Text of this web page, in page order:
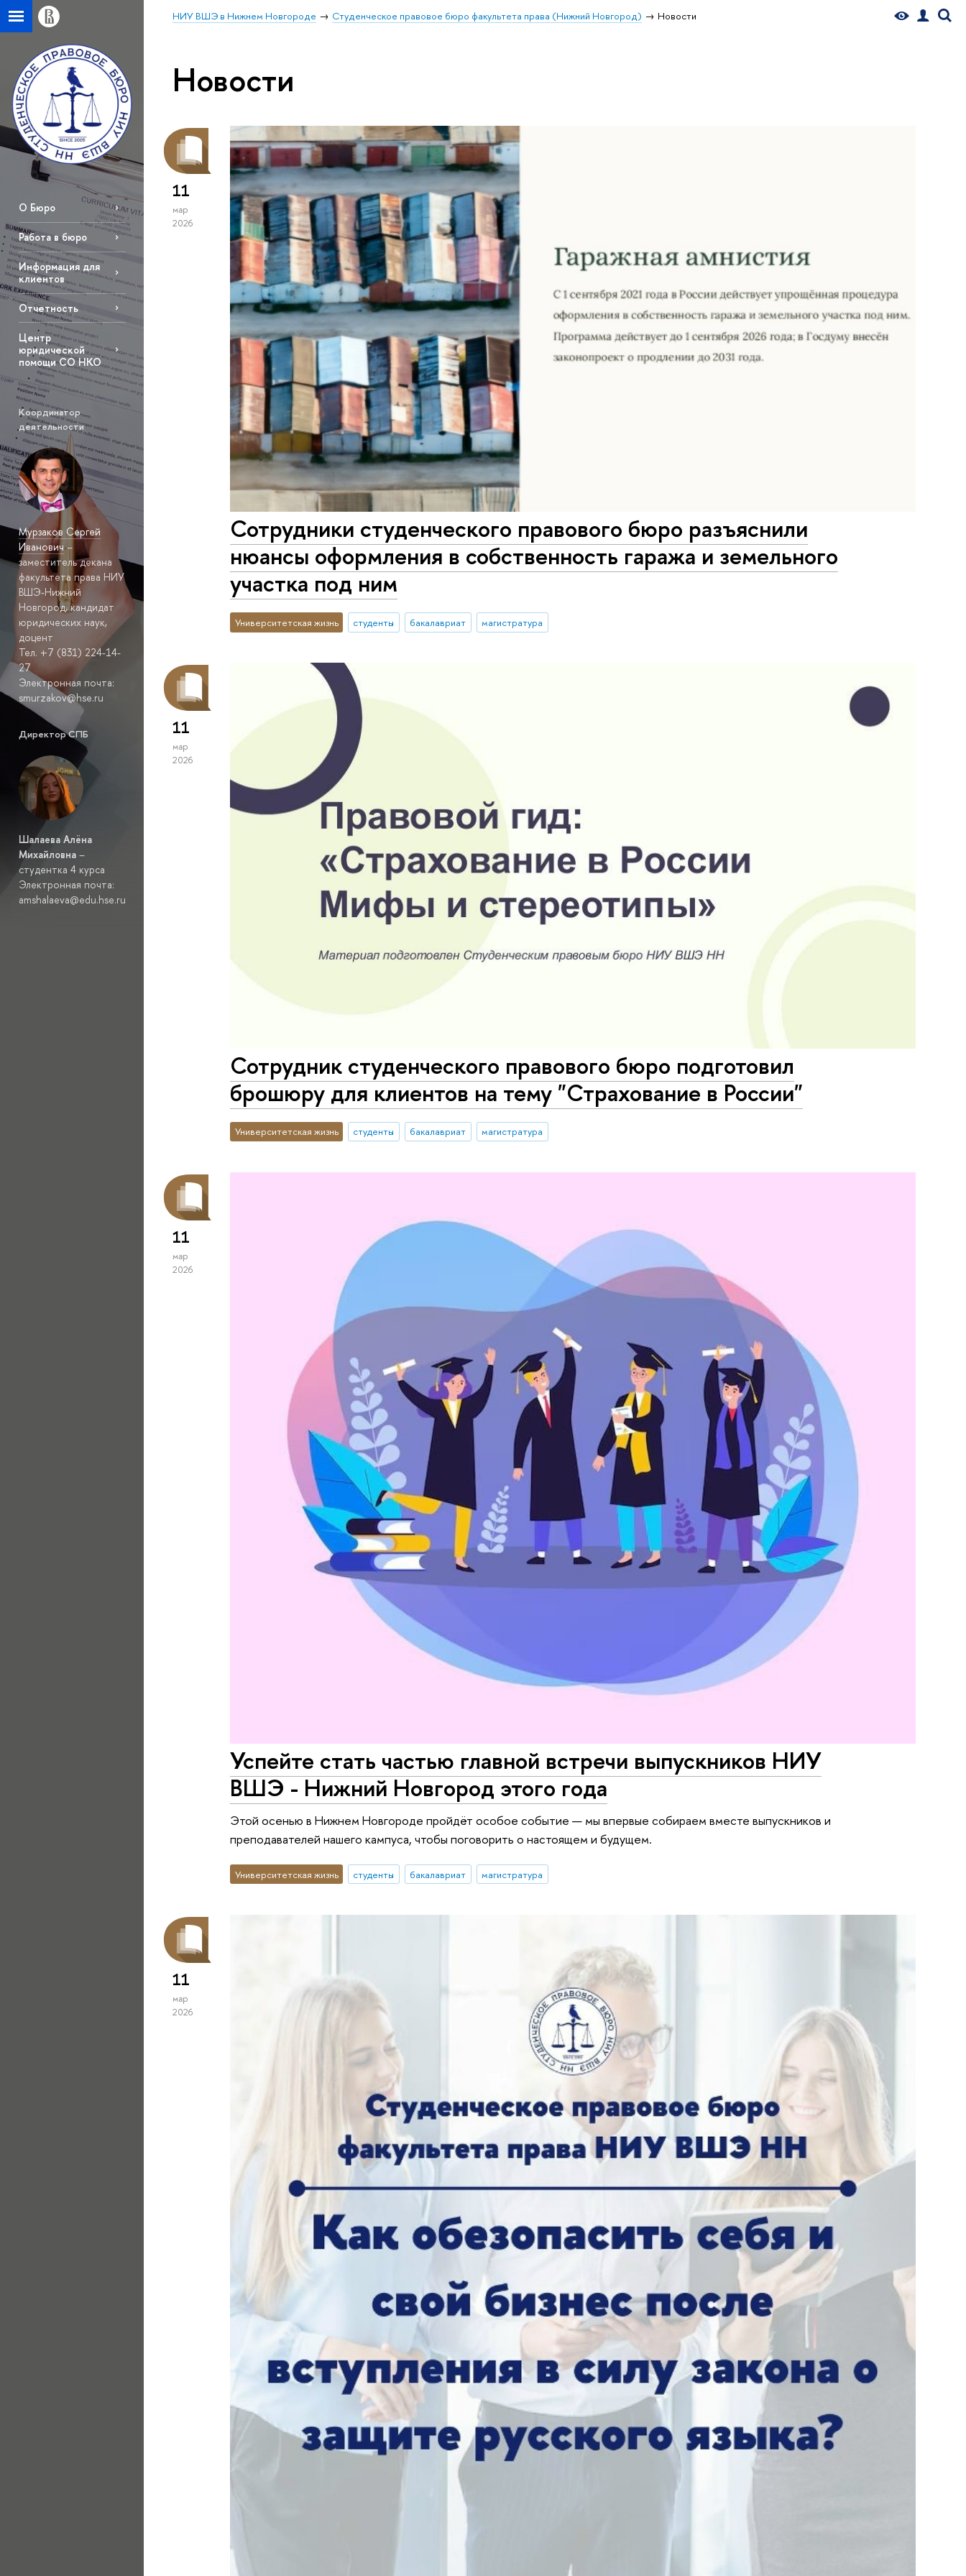
НИУ ВШЭ в Нижнем Новгороде Студенческое правовое бюро факультета права (Нижний Новгород) Новости
О Бюро
Работа в бюро
Информация для
клиентов
Отчетность
Центр
юридической
помощи СО НКО
Координатор
деятельности
Мурзаков Сергей
Иванович–
заместитель декана
факультета права НИУ
ВШЭ-Нижний
Новгород, кандидат
юридических наук,
доцент
Тел. +7 (831) 224-14-
27
Электронная почта:
smurzakov@hse.ru
Директор СПБ
Шалаева Алёна
Михайловна –
студентка 4 курса
Электронная почта:
amshalaeva@edu.hse.ru
Новости
11
мар
2026
Сотрудники студенческого правового бюро разъяснили
нюансы оформления в собственность гаража и земельного
участка под ним
Университетская жизнь студенты бакалавриат магистратура
11
мар
2026
Сотрудник студенческого правового бюро подготовил
брошюру для клиентов на тему "Страхование в России"
Университетская жизнь студенты бакалавриат магистратура
11
мар
2026
Успейте стать частью главной встречи выпускников НИУ
ВШЭ - Нижний Новгород этого года
Этой осенью в Нижнем Новгороде пройдёт особое событие — мы впервые собираем вместе выпускников и
преподавателей нашего кампуса, чтобы поговорить о настоящем и будущем.
Университетская жизнь студенты бакалавриат магистратура
11
мар
2026